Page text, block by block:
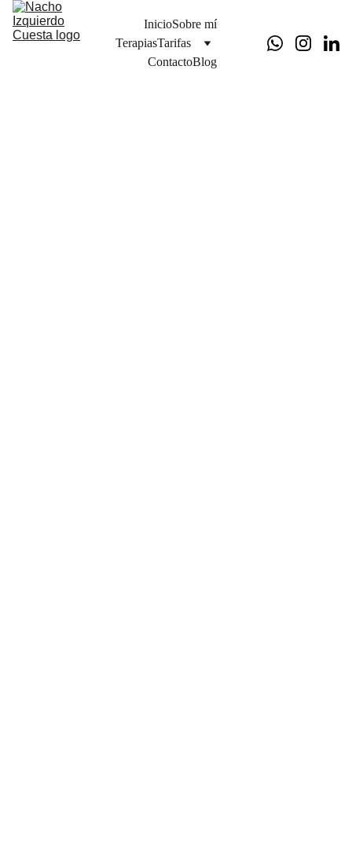
InicioSobre mí
TerapiasTarifas
ContactoBlog